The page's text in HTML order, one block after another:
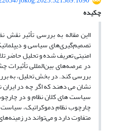
چکیده
ااین مقاله به بررسی تأثیر
تصمیم‌گیری‌های سیاسی و
امنیتی تعریف شده و تحلیل حاضر
در عرصه‌های بین‌المللی تأثیرات
بررسی کند. در بخش تحلیل، به
نشان می دهند که اگر چه در ایران
سیاست های کلان نظام و در
چارچوب نظام دموکراتیک، سیاست
متفاوت دارد و می‌تواند در